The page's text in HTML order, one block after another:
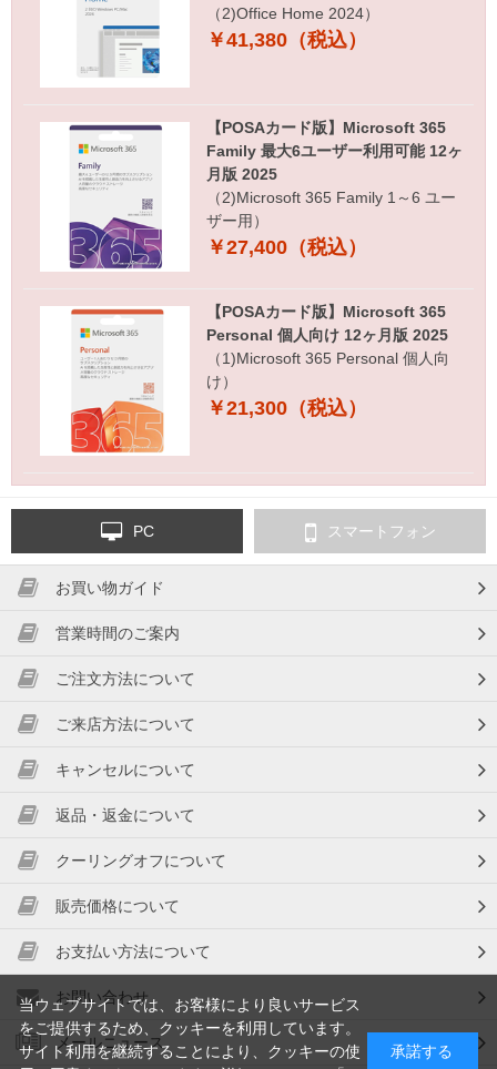
（2)Office Home 2024）
￥41,380（税込）
【POSAカード版】Microsoft 365
Family 最大6ユーザー利用可能 12ヶ
月版 2025
（2)Microsoft 365 Family 1～6 ユー
ザー用）
￥27,400（税込）
【POSAカード版】Microsoft 365
Personal 個人向け 12ヶ月版 2025
（1)Microsoft 365 Personal 個人向
け）
￥21,300（税込）
PC スマートフォン
お買い物ガイド
営業時間のご案内
ご注文方法について
ご来店方法について
キャンセルについて
返品・返金について
クーリングオフについて
販売価格について
お支払い方法について
お問い合わせ
メールニュース
当ウェブサイトでは、お客様により良いサービス
をご提供するため、クッキーを利用しています。
サイト利用を継続することにより、クッキーの使
承諾する